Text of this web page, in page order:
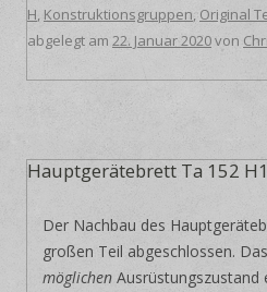
H,Konstruktionsgruppen,Original
abgelegt am 22. Januar 2020von
Hauptgerätebrett Ta 152
Der Nachbau des
großen Teil abgeschlossen.
möglichen Ausrüstungszustand